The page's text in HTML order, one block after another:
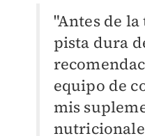
"Antes de
pista dura
equipo de
mis